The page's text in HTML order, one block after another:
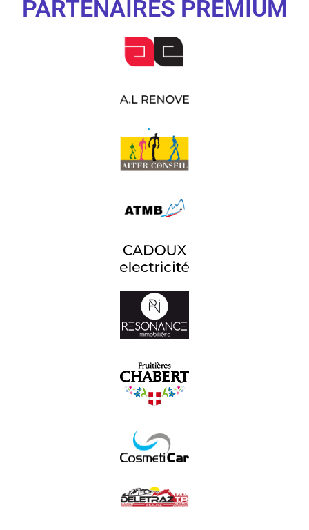
PARTENAIRES PREMIUM